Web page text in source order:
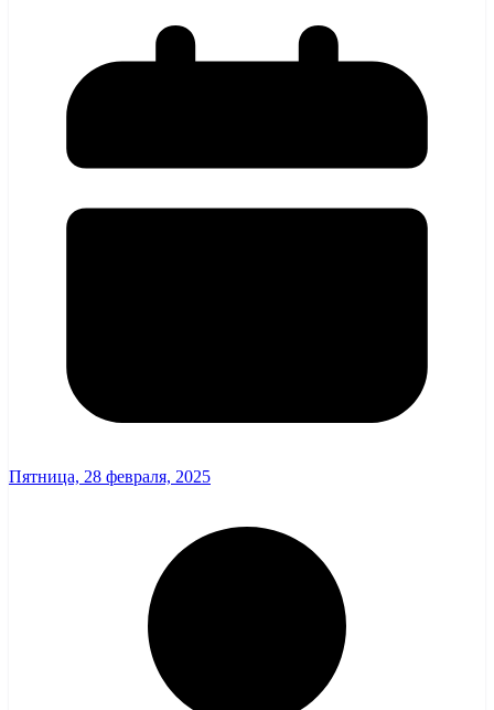
Пятница, 28 февраля, 2025